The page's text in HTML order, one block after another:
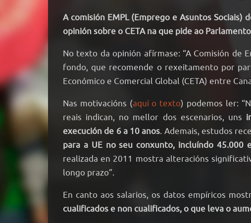
A comisión EMPL (Emprego e Asuntos
opinión sobre o CETA na que pide ao
No texto da opinión afírmase: “A Comisión de
fondo, que recomende o rexeitamento por
Económico e Comercial Global (CETA) entre
Nas motivacións (aquí o texto) podemos ler:
reais indican, no mellor dos escenarios, uns
execución de 6 a 10 anos. Ademais, estudos
para a UE no seu conxunto, incluíndo 45.000
realizada en 2011 mostra alteracións
longo prazo”.
En canto aos salarios, os datos empíricos
cualificados e non cualificados, o que leva o